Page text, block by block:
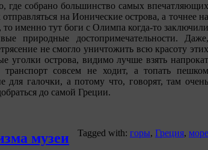
где собрано большинство самых впечатляющих
на Ионические острова, а точнее на
именно тут боги с Олимпа когда-то заключили
природные достопримечательности. Даже,
не смогло уничтожить всю красоту этих
уголки острова, видимо лучше взять напрокат
совсем не ходит, а топать пешком
для галочки, а потому что, говорят, там очень
до самой Греции.
Tagged with: горы, Греция, море
музеи